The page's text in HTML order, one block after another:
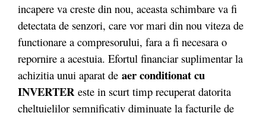
incapere va creste din nou, aceasta schimbare va fi
detectata de senzori, care vor mari din nou viteza de
functionare a compresorului, fara a fi necesara o
repornire a acestuia. Efortul financiar suplimentar la
achizitia unui aparat de aer conditionat cu
INVERTEReste in scurt timp recuperat datorita
cheltuielilor semnificativ diminuate la facturile de